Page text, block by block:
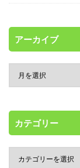
アーカイブ
カテゴリー